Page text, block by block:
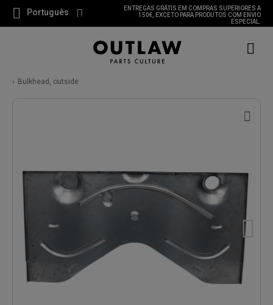
Português
ENTREGAS GRÁTIS EM COMPRAS SUPERIORES A
150€, EXCETO PARA PRODUTOS COM ENVIO
ESPECIAL.
Bulkhead, outside